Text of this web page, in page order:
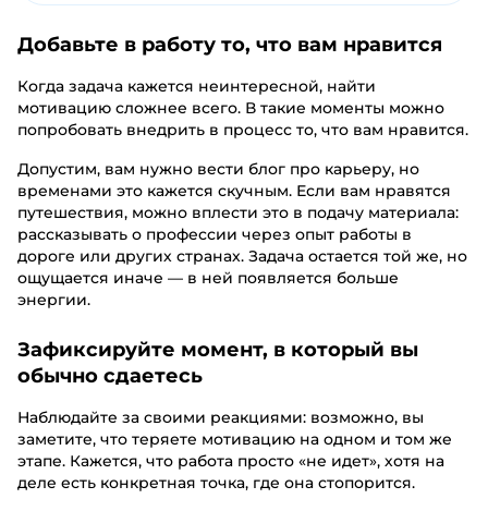
Добавьте в работу то, что вам нравится
Когда задача кажется неинтересной, найти
мотивацию сложнее всего. В такие моменты можно
попробовать внедрить в процесс то, что вам нравится.
Допустим, вам нужно вести блог про карьеру, но
временами это кажется скучным. Если вам нравятся
путешествия, можно вплести это в подачу материала:
рассказывать о профессии через опыт работы в
дороге или других странах. Задача остается той же, но
ощущается иначе — в ней появляется больше
энергии.
Зафиксируйте момент, в который вы
обычно сдаетесь
Наблюдайте за своими реакциями: возможно, вы
заметите, что теряете мотивацию на одном и том же
этапе. Кажется, что работа просто «не идет», хотя на
деле есть конкретная точка, где она стопорится.